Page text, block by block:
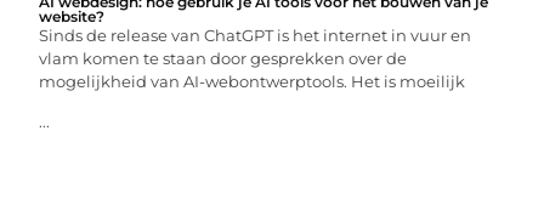
website?
Sinds de release van ChatGPT is het internet in vuur en
vlam komen te staan door gesprekken over de
mogelijkheid van AI-webontwerptools. Het is moeilijk
...